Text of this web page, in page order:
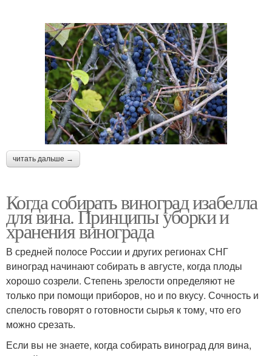
читать дальше →
Когда собирать виноград изабелла
для вина. Принципы уборки и
хранения винограда
В средней полосе России и других регионах СНГ
виноград начинают собирать в августе, когда плоды
хорошо созрели. Степень зрелости определяют не
только при помощи приборов, но и по вкусу. Сочность и
спелость говорят о готовности сырья к тому, что его
можно срезать.
Если вы не знаете, когда собирать виноград для вина,